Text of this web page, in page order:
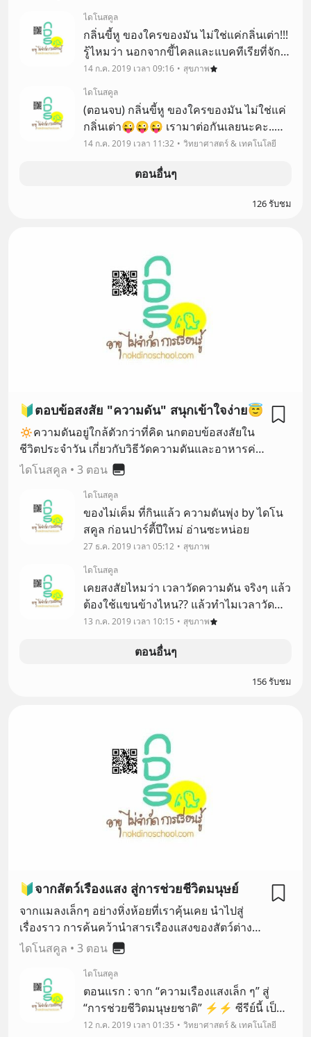
ไดโนสคูล
กลิ่นขี้หู ของใครของมัน ไม่ใช่แค่กลิ่นเต่า!!!
รู้ไหมว่า นอกจากขี้ไคลและแบคทีเรียที่จัก
แร้ จะทำให้มีกลิ่นเฉพาะตัวของแต่ละคน จน
ต้องมีการทำโรลออนปรับกลิ่นเต่าให้หอม
ชื่นใจแล้ว
14 ก.ค. 2019 เวลา 09:16
สุขภาพ
ไดโนสคูล
(ตอนจบ) กลิ่นขี้หู ของใครของมัน ไม่ใช่แค่
กลิ่นเต่า😜😜😜 เรามาต่อกันเลยนะคะ..
จากการเอาขี้หูของชายหนุ่มสุขภาพดีมา
14 ก.ค. 2019 เวลา 11:32 วิทยาศาสตร์ & เทคโนโลยี
ตอนอื่นๆ
126 รับชม
🔰ตอบข้อสงสัย "ความดัน" สนุกเข้าใจง่าย😇
🔅ความดันอยู่ใกล้ตัวกว่าที่คิด นกตอบข้อสงสัยใน
ชีวิตประจำวัน เกี่ยวกับวิธีวัดความดันและอาหารค่ะ
💚
ไดโนสคูล • 3 ตอน
ไดโนสคูล
ของไม่เค็ม ที่กินแล้ว ความดันพุ่ง by ไดโน
สคูล ก่อนปาร์ตี้ปีใหม่ อ่านซะหน่อย
27 ธ.ค. 2019 เวลา 05:12
สุขภาพ
ไดโนสคูล
เคยสงสัยไหมว่า เวลาวัดความดัน จริงๆ แล้ว
ต้องใช้แขนข้างไหน?? แล้วทำไมเวลาวัด
ความดันที่บ้านกับที่โรงพยาบาลถึงได้ความ
13 ก.ค. 2019 เวลา 10:15 สุขภาพ
ตอนอื่นๆ
156 รับชม
🔰จากสัตว์เรืองแสง สู่การช่วยชีวิตมนุษย์
จากแมลงเล็กๆ อย่างหิ่งห้อยที่เราคุ้นเคย นำไปสู่
เรื่องราว การค้นคว้านำสารเรืองแสงของสัตว์ต่างๆ
มาใช้ประโยชน์ทางการแพทย์และสุขภาพ 🐠💖
ไดโนสคูล • 3 ตอน
ไดโนสคูล
ตอนแรก : จาก “ความเรืองแสงเล็ก ๆ” สู่
“การช่วยชีวิตมนุษยชาติ” ⚡⚡ ซีรีย์นี้ เป็น
แบบ 3 ตอนจบ นะคะ📣 ถ้าพูดถึงสัตว์ที่เรือง
12 ก.ค. 2019 เวลา 01:35 วิทยาศาสตร์ & เทคโนโลยี